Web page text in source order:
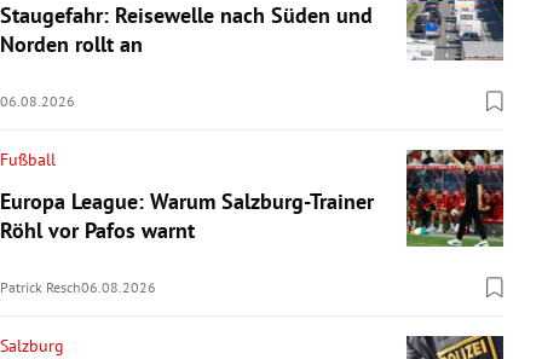
Staugefahr: Reisewelle nach Süden und
Norden rollt an
06.08.2026
Fußball
Europa League: Warum Salzburg-Trainer
Röhl vor Pafos warnt
Patrick Resch06.08.2026
Salzburg